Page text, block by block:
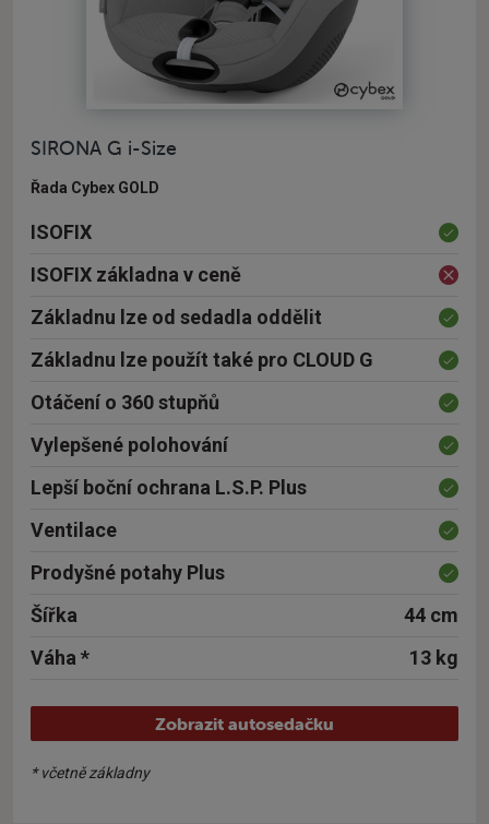
SIRONA G i-Size
Řada Cybex GOLD
ISOFIX
ISOFIX základna v ceně
Základnu lze od sedadla oddělit
Základnu lze použít také pro CLOUD G
Otáčení o 360 stupňů
Vylepšené polohování
Lepší boční ochrana L.S.P. Plus
Ventilace
Prodyšné potahy Plus
Šířka
44 cm
Váha *
13 kg
Zobrazit autosedačku
* včetně základny